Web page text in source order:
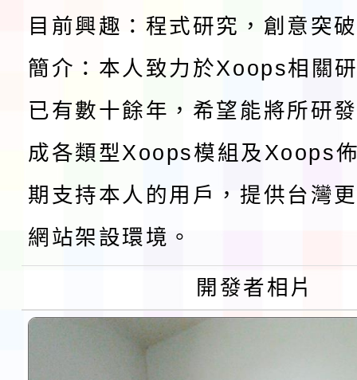
術精英錦標賽」
動」插畫徵件活動
淨零綠生活教案入校路
會
地景藝術節教師研習
115年8月22日(星期六
桃園市孔廟祈福系列
開 智慧啟航」
「2026桃園藝術巡演
共學行動站」第二階段
習海報及各區簡章
教育部校安中心白海豚
報
淨零綠領人才培育課程
檢送桃園市115學年度
目前興趣：程式研究，創意突
簡介：本人致力於Xoops相關
已有數十餘年，希望能將所研
成各類型Xoops模組及Xoops
期支持本人的用戶，提供台灣
網站架設環境。
開發者相片